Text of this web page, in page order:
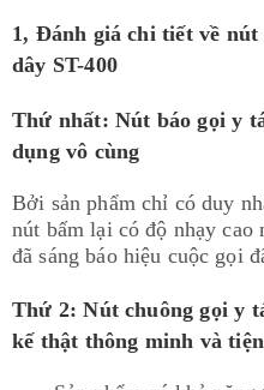
1, Đánh giá chi tiết về
dây ST-400
Thứ nhất: Nút báo gọi y
dụng vô cùng
Bởi sản phẩm chỉ có duy
nút bấm lại có độ nhạy cao
đã sáng báo hiệu cuộc gọi
Thứ 2: Nút chuông gọi y
kế thật thông minh và